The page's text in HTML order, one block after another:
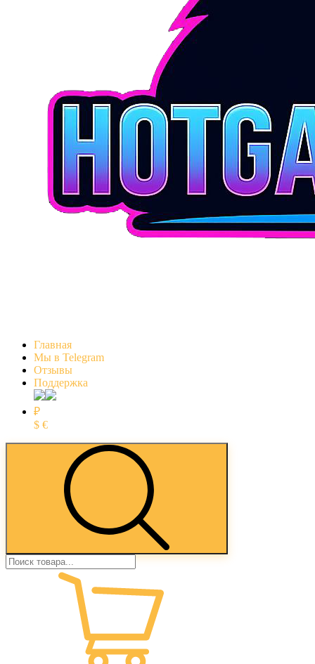
Главная
Мы в Telegram
Отзывы
Поддержка
₽
$ €